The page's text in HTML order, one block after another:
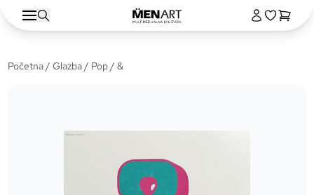
Početna/Glazba/ Pop/ &